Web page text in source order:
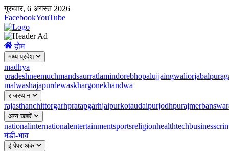
गुरुवार, 6 अगस्त 2026
FacebookYouTube
होम
मध्य प्रदेश
madhya
pradeshneemuchmandsaurratlamindorebhopalujjaingwaliorjabalpur
malwashajapurdewaskhargonekhandwa
राजस्थान
rajasthanchittorgarhpratapgarhjaipurkotaudaipurjodhpurajmer
अन्य खबरें
nationalinternationalentertainmentsportsreligionhealthtechbusiness
मंडी-भाव
ई-पेपर अंक